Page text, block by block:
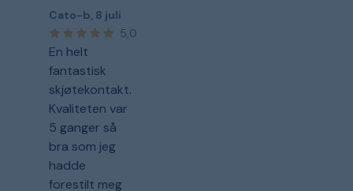
Cato-b 8 juli
5,0
En helt
fantastisk
skjøtekontakt.
Kvaliteten var
5 ganger så
bra som jeg
hadde
forestilt meg